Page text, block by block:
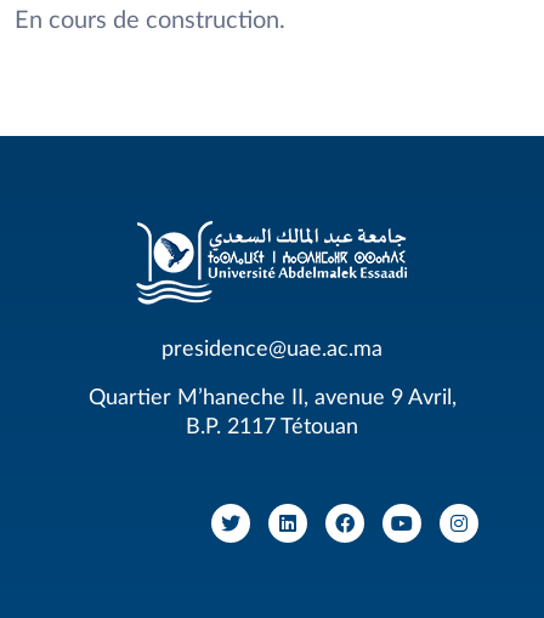
En cours de construction.
presidence@uae.ac.ma
Quartier M’haneche II, avenue 9 Avril,
B.P. 2117 Tétouan